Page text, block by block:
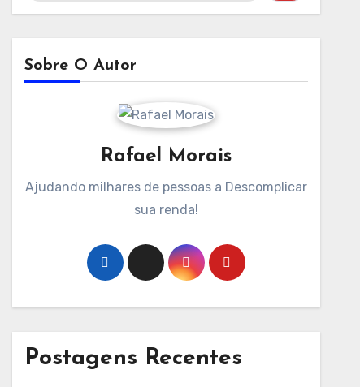
Sobre O Autor
Rafael Morais
Ajudando milhares de pessoas a Descomplicar
sua renda!
Postagens Recentes